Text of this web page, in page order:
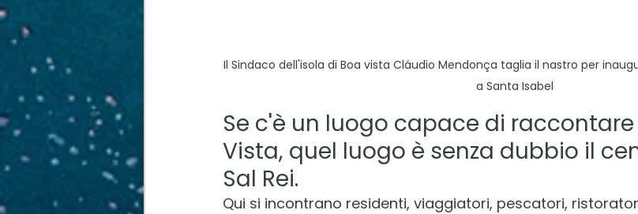
Il Sindaco dell'isola di Boa vista Cláudio Mendonça taglia il nastro per
a Santa Isabel
Se c'è un luogo capace di
Vista, quel luogo è senza dubbio il
Sal Rei.
Qui si incontrano residenti, viaggiatori, pescatori,